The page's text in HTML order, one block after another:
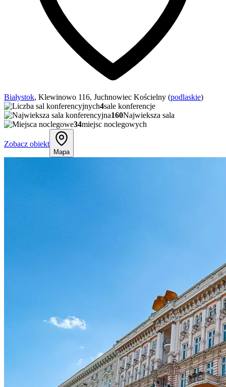
Białystok, Klewinowo 116, Juchnowiec Kościelny (podlaskie)
4sale konferencje
160Najwieksza sala
34miejsc noclegowych
Zobacz obiekt
Mapa